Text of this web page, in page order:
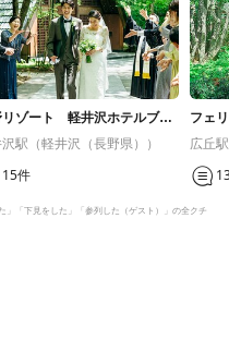
リゾート 軽井沢ホテルブレ
コート
駅（軽井沢（長野県））
15件
フェ
広丘
科・
」「下見をした」「参列した（ゲスト）」の全クチ